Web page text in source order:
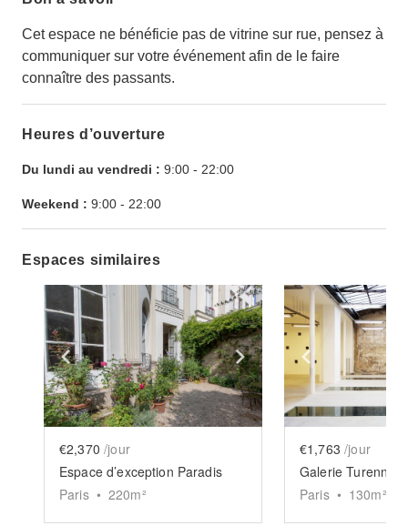
Cet espace ne bénéficie pas de vitrine sur rue, pensez à
communiquer sur votre événement afin de le faire
connaître des passants.
Heures d’ouverture
Du lundi au vendredi : 9:00 - 22:00
Weekend : 9:00 - 22:00
Espaces similaires
Show previous slide Show next slide
€2,370 /jour
Espace d’exception Paradis
Paris • 220m²
Show
€1,763 /jour
Galerie Turenne
Paris • 130m²